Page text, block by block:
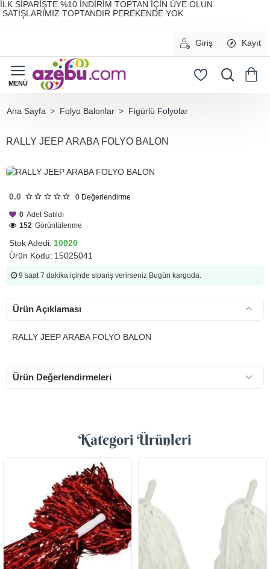
İLK SİPARİŞTE %10 İNDİRİM TOPTAN İÇİN ÜYE OLUN
SATIŞLARIMIZ TOPTANDIR PEREKENDE YOK
Giriş Kayıt
Folyo Balonlar Figürlü Folyolar
RALLY JEEP ARABA FOLYO BALON
0.0 0 Değerlendirme
Stok Adedi: 10020
Ürün Kodu: 15025041
0 Adet Satıldı
152 Görüntülenme
9 saat 7 dakika içinde sipariş verirseniz Bugün kargoda.
Ürün Açıklaması
RALLY JEEP ARABA FOLYO BALON
Ürün Değerlendirmeleri
Kategori Ürünleri